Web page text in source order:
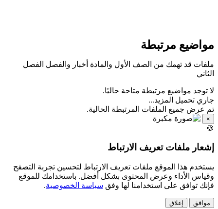
مرتبطة
قد تهمك من الصف الأول والمادة أخبار والفصل الفصل
توجد مواضيع مرتبطة متاحة حاليًا.
تحميل المزيد...
عرض جميع الملفات المرتبطة الحالية.
ملفات تعريف الارتباط
هذا الموقع ملفات تعريف الارتباط لتحسين تجربة التصفح
الأداء وعرض المحتوى بشكل أفضل. باستخدامك للموقع
توافق على استخدامنا لها وفقسياسة الخصوصية.
موافق إغلاق